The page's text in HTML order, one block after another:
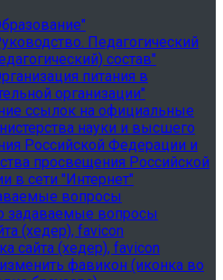
Педагогический
состав"
питания в
организации"
ссылок на официальные
науки и высшего
Российской Федерации и
просвещения Российской
в сети "Интернет"
вопросы
задаваемые вопросы
(хедер), favicon
сайта (хедер), favicon
фавикон (иконка во